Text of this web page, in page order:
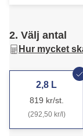
2. Välj antal
Hur mycket
2,8 L
819 kr/st.
(292,50 kr/l)